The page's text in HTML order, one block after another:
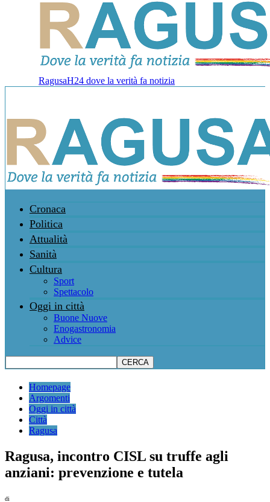
RagusaH24 dove la verità fa notizia
Cronaca
Politica
Attualità
Sanità
Cultura
Sport
Spettacolo
Oggi in città
Buone Nuove
Enogastronomia
Advice
Homepage
Argomenti
Oggi in città
Città
Ragusa
Ragusa, incontro CISL su truffe agli
anziani: prevenzione e tutela
di